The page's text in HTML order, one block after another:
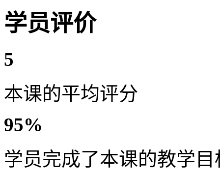
学员评价
5
本课的平均评分
95%
学员完成了本课的教学目